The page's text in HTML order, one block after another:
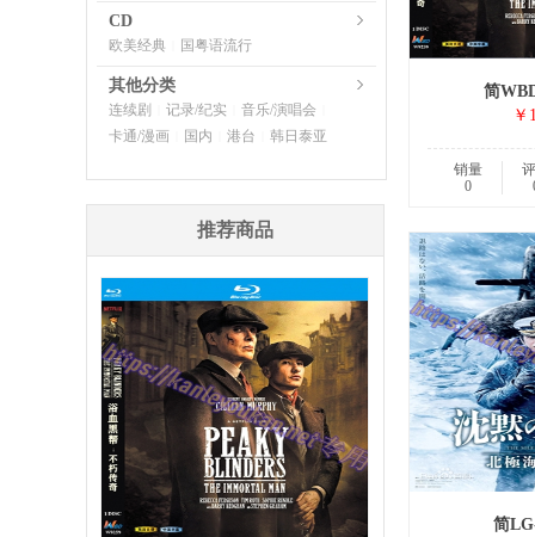
简
￥
销量
0
简
CD
欧美经典 国粤语流行
其他分类
连续剧 记录/纪实 音乐/演唱会
卡通/漫画 国内 港台 韩日泰亚
推荐商品